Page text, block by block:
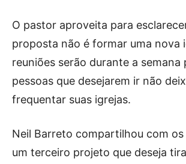
O pastor aproveita para
proposta não é formar uma nova
reuniões serão durante a semana
pessoas que desejarem ir não
frequentar suas igrejas.
Neil Barreto compartilhou com os
um terceiro projeto que deseja